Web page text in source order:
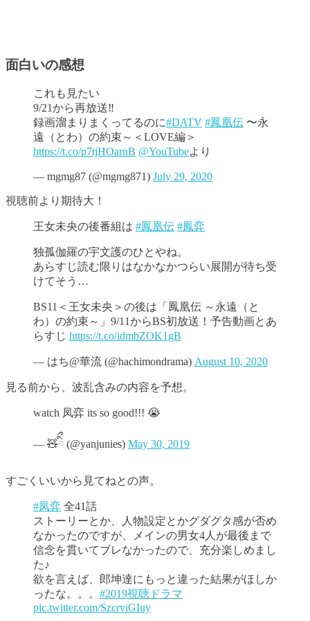
面白いの感想
これも見たい
9/21から再放送‼️
録画溜まりまくってるのに#DATV #鳳凰伝 〜永
遠（とわ）の約束～＜LOVE編＞
https://t.co/p7tjHOarnB @YouTubeより
— mgmg87 (@mgmg871) July 29, 2020
視聴前より期待大！
王女未央の後番組は #鳳凰伝 #鳳弈
独孤伽羅の宇文護のひとやね。
あらすじ読む限りはなかなかつらい展開が待ち受
けてそう…
BS11＜王女未央＞の後は「鳳凰伝 ～永遠（と
わ）の約束～」9/11からBS初放送！予告動画とあ
らすじ https://t.co/idmbZOK1gB
— はち@華流 (@hachimondrama) August 10, 2020
見る前から、波乱含みの内容を予想。
watch 凤弈 its so good!!! 😭
— 🧸ིྀ (@yanjunies) May 30, 2019
すごくいいから見てねとの声。
#凤弈 全41話
ストーリーとか、人物設定とかグダグタ感が否め
なかったのですが、メインの男女4人が最後まで
信念を貫いてブレなかったので、充分楽しめまし
た♪
欲を言えば、郎坤達にもっと違った結果がほしか
ったな。。。 #2019視聴ドラマ
pic.twitter.com/SzcrviGIuy